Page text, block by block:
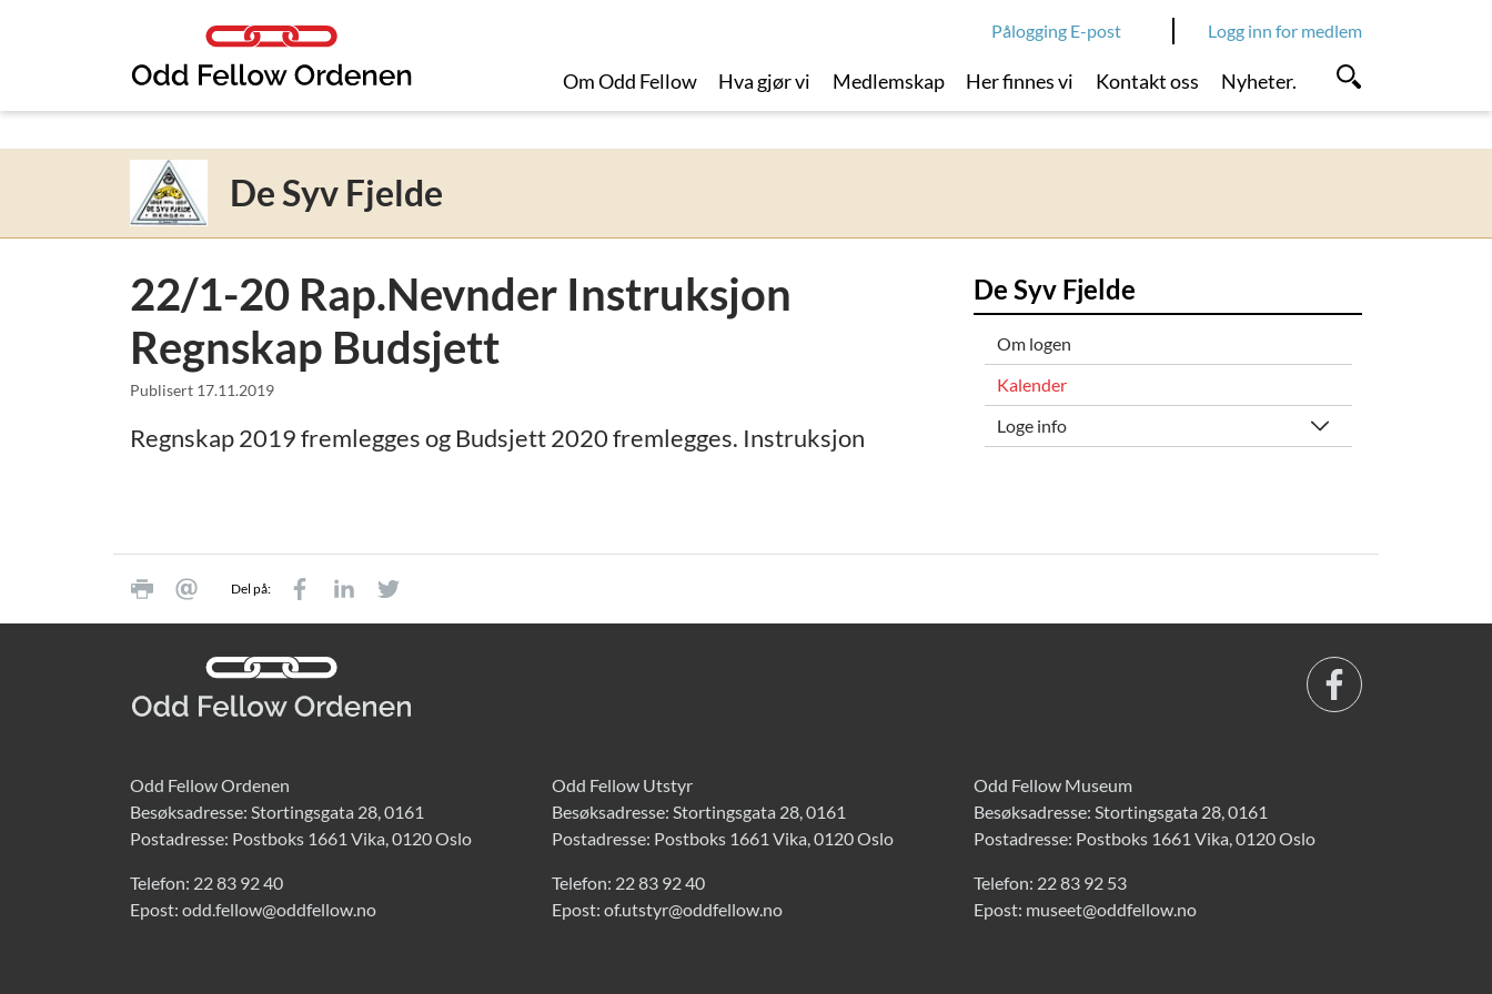
Logg inn for medlem
Pålogging E-post
Om Odd Fellow Hva gjør vi Medlemskap Her finnes vi Kontakt oss Nyheter.
De Syv Fjelde
22/1-20 Rap.Nevnder Instruksjon
Regnskap Budsjett
Publisert 17.11.2019
Regnskap 2019 fremlegges og Budsjett 2020 fremlegges. Instruksjon
De Syv Fjelde
Om logen
Kalender
Loge info
Del på:
Odd Fellow Ordenen
Besøksadresse: Stortingsgata 28, 0161
Postadresse: Postboks 1661 Vika, 0120 Oslo
Telefon: 22 83 92 40
Epost: odd.fellow@oddfellow.no
Odd Fellow Utstyr
Besøksadresse: Stortingsgata 28, 0161
Postadresse: Postboks 1661 Vika, 0120 Oslo
Telefon: 22 83 92 40
Epost: of.utstyr@oddfellow.no
Odd Fellow Museum
Besøksadresse: Stortingsgata 28, 0161
Postadresse: Postboks 1661 Vika, 0120 Oslo
Telefon: 22 83 92 53
Epost: museet@oddfellow.no